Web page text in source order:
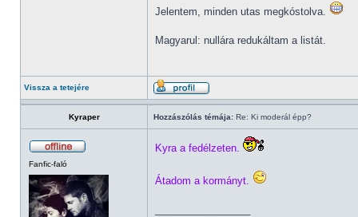
Jelentem, minden utas megkóstolva.
Magyarul: nullára redukáltam a listát.
Vissza a tetejére
Kyraper Hozzászólás témája: Re: Ki moderál épp?
Fanfic-faló
Kyra a fedélzeten.
Átadom a kormányt.